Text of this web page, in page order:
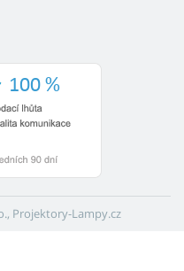
Projektory-Lampy.cz